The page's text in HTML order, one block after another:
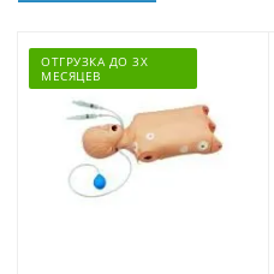
ОТГРУЗКА ДО 3Х
МЕСЯЦЕВ